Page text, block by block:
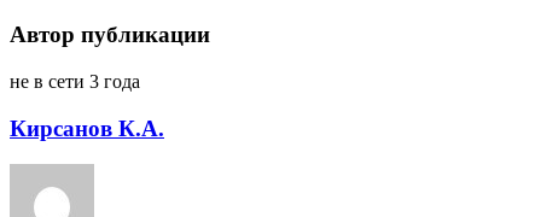
Автор публикации
не в сети 3 года
Кирсанов К.А.